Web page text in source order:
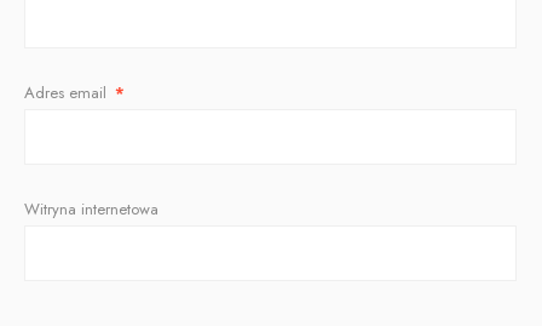
Adres email *
Witryna internetowa